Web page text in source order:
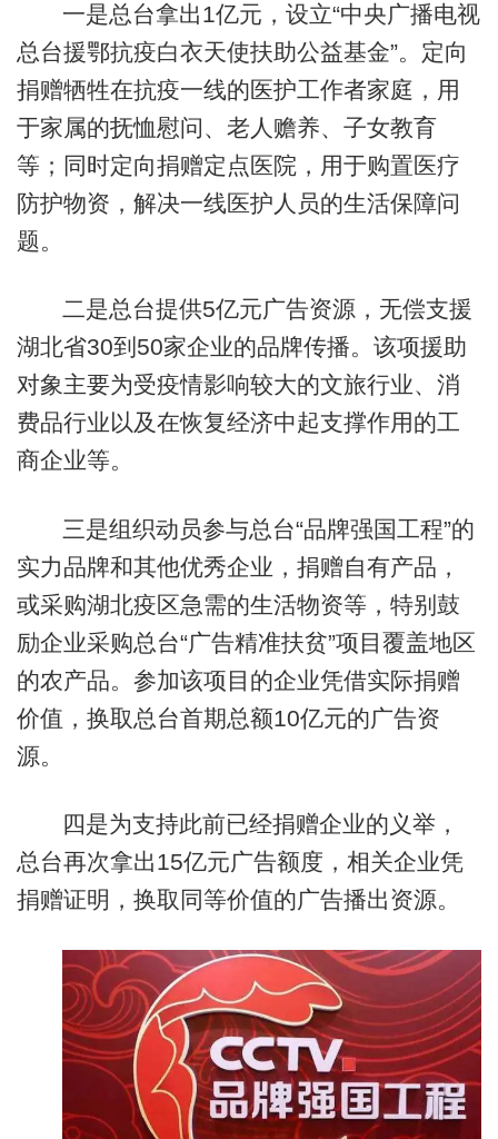
一是总台拿出1亿元，设立“中央广播电视
总台援鄂抗疫白衣天使扶助公益基金”。定向
捐赠牺牲在抗疫一线的医护工作者家庭，用
于家属的抚恤慰问、老人赡养、子女教育
等；同时定向捐赠定点医院，用于购置医疗
防护物资，解决一线医护人员的生活保障问
题。
二是总台提供5亿元广告资源，无偿支援
湖北省30到50家企业的品牌传播。该项援助
对象主要为受疫情影响较大的文旅行业、消
费品行业以及在恢复经济中起支撑作用的工
商企业等。
三是组织动员参与总台“品牌强国工程”的
实力品牌和其他优秀企业，捐赠自有产品，
或采购湖北疫区急需的生活物资等，特别鼓
励企业采购总台“广告精准扶贫”项目覆盖地区
的农产品。参加该项目的企业凭借实际捐赠
价值，换取总台首期总额10亿元的广告资
源。
四是为支持此前已经捐赠企业的义举，
总台再次拿出15亿元广告额度，相关企业凭
捐赠证明，换取同等价值的广告播出资源。